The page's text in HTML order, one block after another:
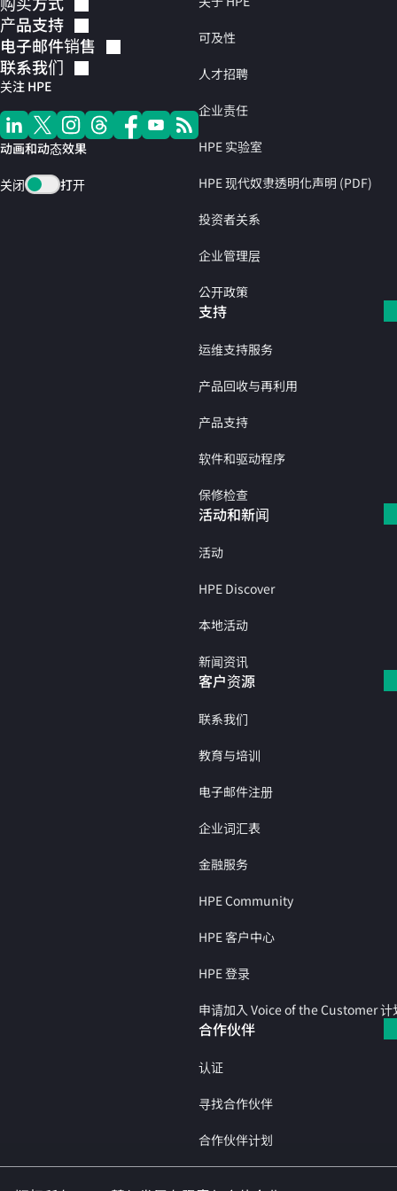
产品支持
电子邮件销售
联系我们
关注 HPE
动画和动态效果
关闭 打开
可及性
人才招聘
企业责任
HPE 实验室
HPE 现代奴隶透明化声明 (PDF)
投资者关系
企业管理层
公开政策
支持
运维支持服务
产品回收与再利用
产品支持
软件和驱动程序
保修检查
活动和新闻
活动
HPE Discover
本地活动
新闻资讯
客户资源
联系我们
教育与培训
电子邮件注册
企业词汇表
金融服务
HPE Community
HPE 客户中心
HPE 登录
申请加入 Voice of the Customer 计
合作伙伴
认证
寻找合作伙伴
合作伙伴计划